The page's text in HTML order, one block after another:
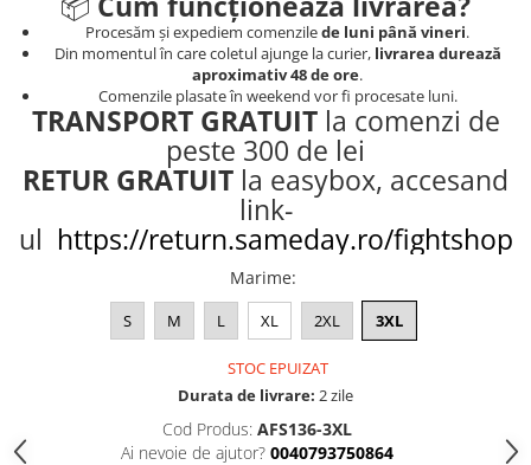
Procesăm și expediem comenzilede luni până vineri.
Din momentul în care coletul ajunge la curier, livrarea durează
aproximativ 48 de ore.
Comenzile plasate în weekend vor fi procesate luni.
TRANSPORT GRATUITla comenzi de
peste 300 de lei
RETUR GRATUIT la easybox, accesand
link-
ul https://return.sameday.ro/fightshop
Marime:
S M L XL 2XL 3XL
STOC EPUIZAT
Durata de livrare: 2 zile
Cod Produs: AFS136-3XL
Ai nevoie de ajutor? 0040793750864